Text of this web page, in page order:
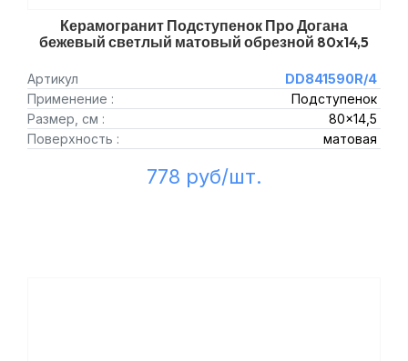
Керамогранит Подступенок Про Догана
бежевый светлый матовый обрезной 80x14,5
Артикул
DD841590R/4
Применение :
Подступенок
Размер, см :
80x14,5
Поверхность :
матовая
778 руб/шт.